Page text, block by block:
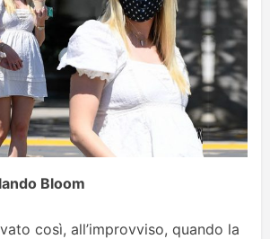
Bloom
così, all’improvviso, quando la